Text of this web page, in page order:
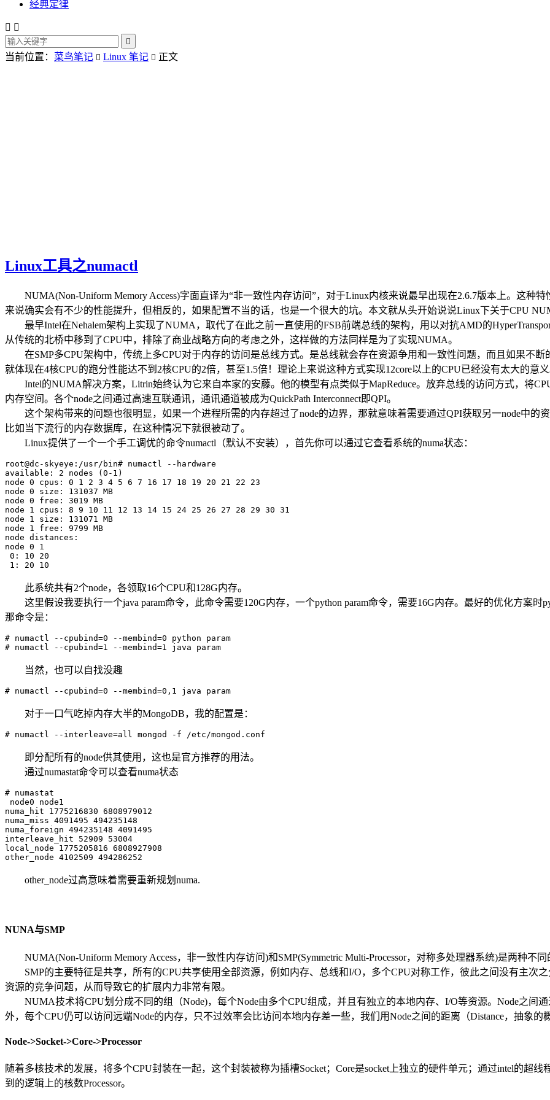
经典定律
 

当前位置： 菜鸟笔记  Linux 笔记  正文
Linux工具之numactl
NUMA(Non-Uniform Memory Access)字面直译为“非一致性内存访问”，对于Linux内核来说最早出现在2.6.7版本上。这种特
来说确实会有不少的性能提升，但相反的，如果配置不当的话，也是一个很大的坑。本文就从头开始说说Linux下关于CPU
最早Intel在Nehalem架构上实现了NUMA，取代了在此之前一直使用的FSB前端总线的架构，用以对抗AMD的
从传统的北桥中移到了CPU中，排除了商业战略方向的考虑之外，这样做的方法同样是为了实现NUMA。
在SMP多CPU架构中，传统上多CPU对于内存的访问是总线方式。是总线就会存在资源争用和一致性问题，而且如果不断
就体现在4核CPU的跑分性能达不到2核CPU的2倍，甚至1.5倍！理论上来说这种方式实现12core以上的CPU已经没有太大的意义
Intel的NUMA解决方案，Litrin始终认为它来自本家的安藤。他的模型有点类似于MapReduce。放弃总线的访问方式，将
内存空间。各个node之间通过高速互联通讯，通讯通道被成为QuickPath Interconnect即QPI。
这个架构带来的问题也很明显，如果一个进程所需的内存超过了node的边界，那就意味着需要通过QPI获取另一node中的资
比如当下流行的内存数据库，在这种情况下就很被动了。
Linux提供了一个一个手工调优的命令numactl（默认不安装），首先你可以通过它查看系统的numa状态：
root@dc-skyeye:/usr/bin# numactl --hardware
available: 2 nodes (0-1)
node 0 cpus: 0 1 2 3 4 5 6 7 16 17 18 19 20 21 22 23
node 0 size: 131037 MB
node 0 free: 3019 MB
node 1 cpus: 8 9 10 11 12 13 14 15 24 25 26 27 28 29 30 31
node 1 size: 131071 MB
node 1 free: 9799 MB
node distances:
node 0 1
0: 10 20
1: 20 10
此系统共有2个node，各领取16个CPU和128G内存。
这里假设我要执行一个java param命令，此命令需要120G内存，一个python param命令，需要16G内存。最好的优化方案时
那命令是：
# numactl --cpubind=0 --membind=0 python param
# numactl --cpubind=1 --membind=1 java param
当然，也可以自找没趣
# numactl --cpubind=0 --membind=0,1 java param
对于一口气吃掉内存大半的MongoDB，我的配置是：
# numactl --interleave=all mongod -f /etc/mongod.conf
即分配所有的node供其使用，这也是官方推荐的用法。
通过numastat命令可以查看numa状态
# numastat
node0 node1
numa_hit 1775216830 6808979012
numa_miss 4091495 494235148
numa_foreign 494235148 4091495
interleave_hit 52909 53004
local_node 1775205816 6808927908
other_node 4102509 494286252
other_node过高意味着需要重新规划numa.
NUNA与SMP
NUMA(Non-Uniform Memory Access，非一致性内存访问)和SMP(Symmetric Multi-Processor，对称多处理器系统)是两种不同
SMP的主要特征是共享，所有的CPU共享使用全部资源，例如内存、总线和I/O，多个CPU对称工作，彼此之间没有主次
资源的竞争问题，从而导致它的扩展内力非常有限。
NUMA技术将CPU划分成不同的组（Node)，每个Node由多个CPU组成，并且有独立的本地内存、I/O等资源。Node之间
外，每个CPU仍可以访问远端Node的内存，只不过效率会比访问本地内存差一些，我们用Node之间的距离（Distance，抽象的
Node->Socket->Core->Processor
随着多核技术的发展，将多个CPU封装在一起，这个封装被称为插槽Socket；Core是socket上独立的硬件单元；通过intel的超
到的逻辑上的核数Processor。